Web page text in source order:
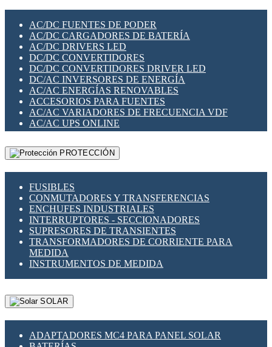
SWITCH Y MICROSWITCH
TARJETAS PI
UNIÓN Y DERIVACIÓN DE CABLE
PLACAS MODULARES IOT
SWITCHES Y REDES WIFI
SOLUCIONES IOT
SOLUCIONES LORAWAN
SOLUCIONES RED CELULAR
SEGURIDAD PARA REDES
SWITCHES LAN
TELEFONÍA IP (VOIP)
VIGILANCIA IP (CCTV)
MESHTASTIC
AC/DC FUENTES DE PODER
AC/DC CARGADORES DE BATERÍA
AC/DC DRIVERS LED
DC/DC CONVERTIDORES
DC/DC CONVERTIDORES DRIVER LED
DC/AC INVERSORES DE ENERGÍA
AC/AC ENERGÍAS RENOVABLES
ACCESORIOS PARA FUENTES
AC/AC VARIADORES DE FRECUENCIA VDF
AC/AC UPS ONLINE
PROTECCIÓN
FUSIBLES
CONMUTADORES Y TRANSFERENCIAS
ENCHUFES INDUSTRIALES
INTERRUPTORES - SECCIONADORES
SUPRESORES DE TRANSIENTES
TRANSFORMADORES DE CORRIENTE PARA
MEDIDA
INSTRUMENTOS DE MEDIDA
SOLAR
ADAPTADORES MC4 PARA PANEL SOLAR